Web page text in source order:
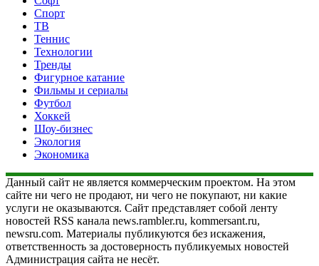
Спорт
ТВ
Теннис
Технологии
Тренды
Фигурное катание
Фильмы и сериалы
Футбол
Хоккей
Шоу-бизнес
Экология
Экономика
Данный сайт не является коммерческим проектом. На этом
сайте ни чего не продают, ни чего не покупают, ни какие
услуги не оказываются. Сайт представляет собой ленту
новостей RSS канала news.rambler.ru, kommersant.ru,
newsru.com. Материалы публикуются без искажения,
ответственность за достоверность публикуемых новостей
Администрация сайта не несёт.